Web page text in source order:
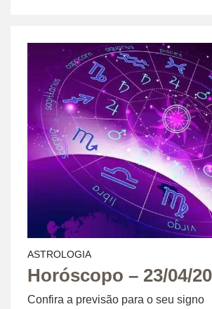
ASTROLOGIA
Horóscopo – 23/04/
Confira a previsão para o seu signo